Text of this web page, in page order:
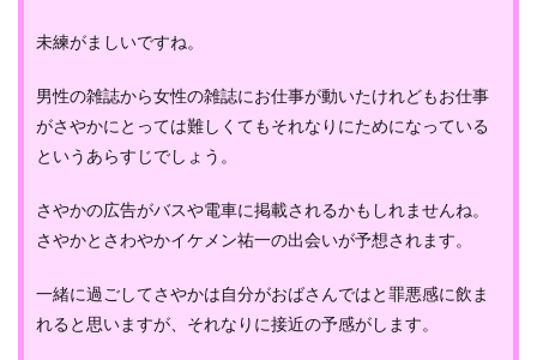
未練がましいですね。
男性の雑誌から女性の雑誌にお仕事が動いたけれどもお仕事
がさやかにとっては難しくてもそれなりにためになっている
というあらすじでしょう。
さやかの広告がバスや電車に掲載されるかもしれませんね。
さやかとさわやかイケメン祐一の出会いが予想されます。
一緒に過ごしてさやかは自分がおばさんではと罪悪感に飲ま
れると思いますが、それなりに接近の予感がします。